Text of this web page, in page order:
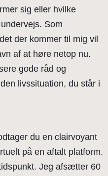
sig eller hvilke
Som
der kommer til mig vil
af at høre netop nu.
gode råd og
livssituation, du står i
du en clairvoyant
på en aftalt platform.
Jeg afsætter 60